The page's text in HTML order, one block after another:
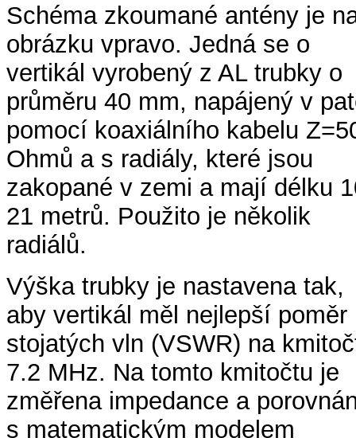
Schéma zkoumané antény je
obrázku vpravo. Jedná se o
vertikál vyrobený z AL trubky o
průměru 40 mm, napájený v
pomocí koaxiálního kabelu
Ohmů a s radiály, které jsou
zakopané v zemi a mají délku
21 metrů. Použito je několik
radiálů.
Výška trubky je nastavena tak,
aby vertikál měl nejlepší poměr
stojatých vln (VSWR) na
7.2 MHz. Na tomto kmitočtu je
změřena impedance a
s matematickým modelem